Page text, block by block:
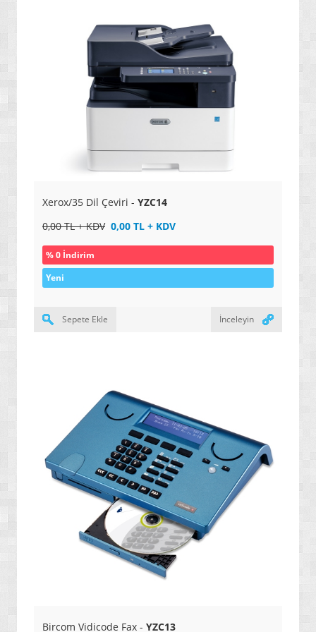
» YAZILIMLAR
» PC OYUNLARI
» VCD FİLMLERİ
» TARIM MAKİNELERİ / ÜRÜNLERİ
» EL ALETLERİ / ENDÜSTRİYEL ÜRÜNLER
» MALZEMELER / AKSESUARLAR / TAKIMLAR
» EKSTRA MAKİNELER
» GENEL AMAÇLI / ENDÜSTRİYEL TEMİZLEYİCİLER
» ÖZEL AMAÇLI / İLERİ TEKNOLOJİ / NANO BOYALAR
» ARAÇ / OTO ÜRÜNLERİ
» YENİ NESİL ELEKTRİK SÜPÜRGELERİ
» SU ARITMA / ÜRETİM / TASARRUF ÜRÜNLERİ
» GAZ ALARM SİSTEMLERİ
» HAŞERE YOK EDİCİ / KOVUCULAR
» YENİ NESİL DİKİŞ MAKİNELERİ
Xerox/35 Dil Çeviri - YZC14
0,00 TL + KDV 0,00 TL + KDV
% 0 İndirim
Yeni
Sepete Ekle İnceleyin
Bircom Vidicode Fax - YZC13